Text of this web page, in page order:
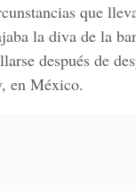
que
la diva de la
después de
en México.